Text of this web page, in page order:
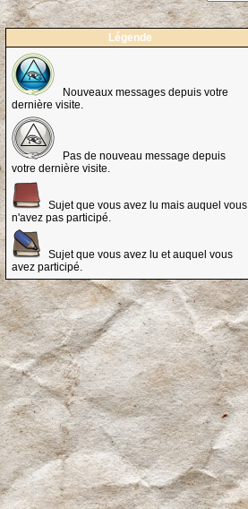
Légende
Nouveaux messages depuis votre
dernière visite.
Pas de nouveau message depuis
votre dernière visite.
Sujet que vous avez lu mais auquel vous
n'avez pas participé.
Sujet que vous avez lu et auquel vous
avez participé.